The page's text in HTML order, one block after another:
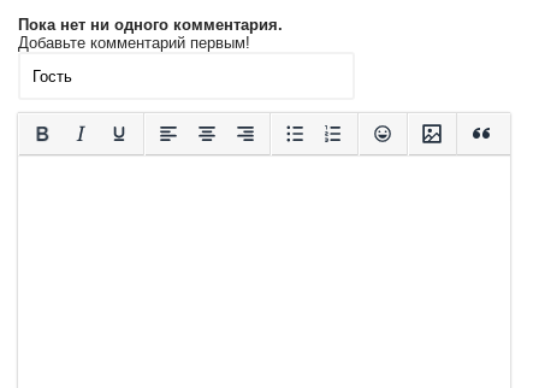
Пока нет ни одного комментария.
Добавьте комментарий первым!